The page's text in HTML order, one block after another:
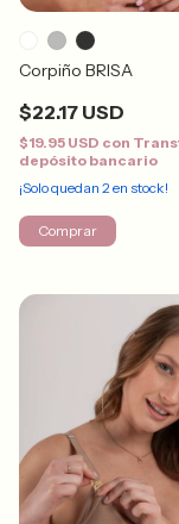
Corpiño BRISA
$22.17 USD
$19.95 USD con
depósito bancario
¡Solo quedan 2en stock!
Comprar